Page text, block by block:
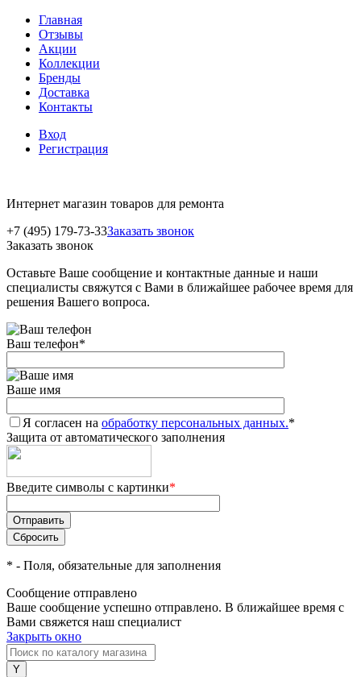
Главная
Отзывы
Акции
Коллекции
Бренды
Доставка
Контакты
Вход
Регистрация
Интернет магазин товаров для ремонта
+7 (495) 179-73-33Заказать звонок
Заказать звонок
Оставьте Ваше сообщение и контактные данные и наши
специалисты свяжутся с Вами в ближайшее рабочее время для
решения Вашего вопроса.
Ваш телефон*
Ваше имя
Я согласен на обработку персональных данных.*
Защита от автоматического заполнения
Введите символы с картинки*
* - Поля, обязательные для заполнения
Сообщение отправлено
Ваше сообщение успешно отправлено. В ближайшее время с
Вами свяжется наш специалист
Закрыть окно